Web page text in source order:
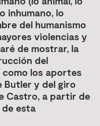
inhumano, lo
del humanismo
violencias y
de mostrar, la
del
los aportes
Butler y del giro
Castro, a partir de
esta